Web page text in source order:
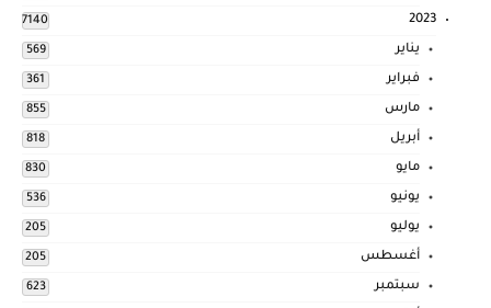
2023
7140
يناير 569
فبراير 361
مارس 855
أبريل 818
مايو 830
يونيو 536
يوليو 205
أغسطس 205
سبتمبر 623